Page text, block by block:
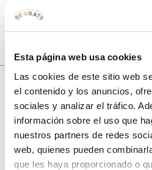
Esta página web usa cookies
Las cookies de este sitio web
el contenido y los anuncios,
sociales y analizar el tráfico.
información sobre el uso que
nuestros partners de redes
web, quienes pueden
que les haya proporcionado o
10% de
con tu